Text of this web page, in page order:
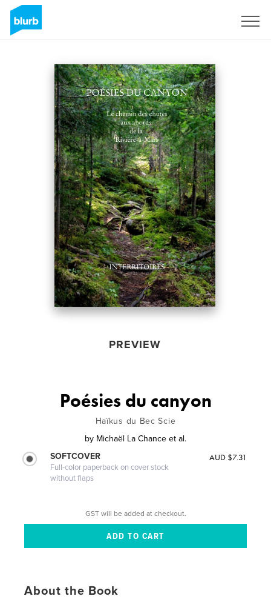
PREVIEW
Poésies du canyon
Haïkus du Bec Scie
by Michaël La Chance et al.
SOFTCOVER
Full-color paperback on cover stock
without flaps
AUD $7.31
GST will be added at checkout.
About the Book